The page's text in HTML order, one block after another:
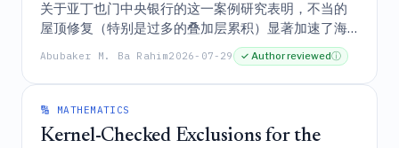
关于亚丁也门中央银行的这一案例研究表明，不当的
屋顶修复（特别是过多的叠加层累积）显著加速了海
洋环境下的结构退化，但通过材料移除和排水改善进
行的战略性载荷削减，通过将柱载荷降低近59%，成
功缓解了这些风险。
Abubaker M. Ba Rahim2026-07-29 ✓ Author reviewedⓘ
🔢 MATHEMATICS
Kernel-Checked Exclusions for the